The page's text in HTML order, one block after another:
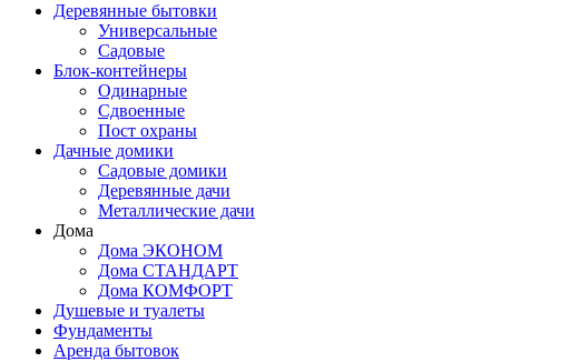
Деревянные бытовки
Универсальные
Садовые
Блок-контейнеры
Одинарные
Сдвоенные
Пост охраны
Дачные домики
Садовые домики
Деревянные дачи
Металлические дачи
Дома
Дома ЭКОНОМ
Дома СТАНДАРТ
Дома КОМФОРТ
Душевые и туалеты
Фундаменты
Аренда бытовок